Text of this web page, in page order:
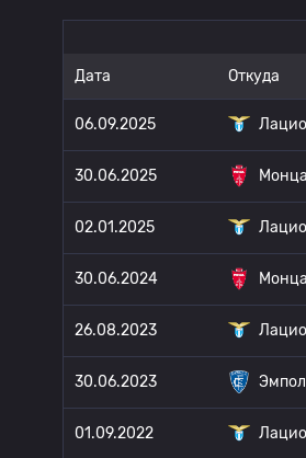
Дата Откуда
06.09.2025 Лацио
30.06.2025 Монца
02.01.2025 Лацио
30.06.2024 Монца
26.08.2023 Лацио
30.06.2023
01.09.2022 Лацио